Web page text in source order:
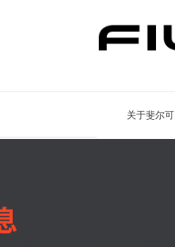
关于斐尔可